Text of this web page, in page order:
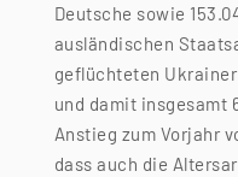
Deutsche sowie
ausländischen
geflüchteten
und damit insgesamt
Anstieg zum Vorjahr
dass auch die